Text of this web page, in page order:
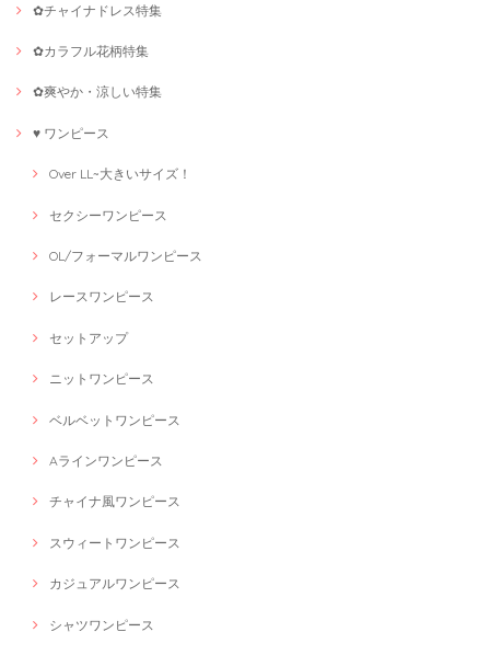
✿チャイナドレス特集
✿カラフル花柄特集
✿爽やか・涼しい特集
♥ ワンピース
Over LL~大きいサイズ！
セクシーワンピース
OL/フォーマルワンピース
レースワンピース
セットアップ
ニットワンピース
ベルベットワンピース
Aラインワンピース
チャイナ風ワンピース
スウィートワンピース
カジュアルワンピース
シャツワンピース